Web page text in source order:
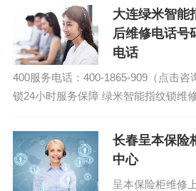
打）...
大连绿米智能
后维修电话号
电话
400服务电话：400-1865-909（点击咨
锁24小时服务保障 绿米智能指纹锁维
长春呈本保险
中心
呈本保险柜维修